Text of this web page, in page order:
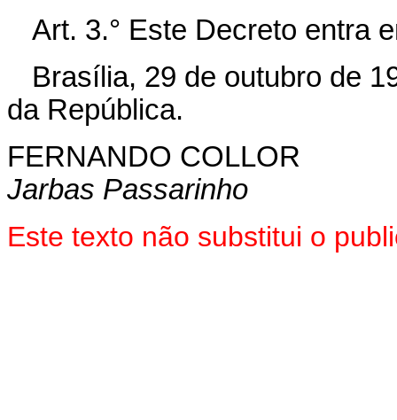
Art. 3.° Este Decreto entra
Brasília, 29 de outubro de
da República.
FERNANDO COLLOR
Jarbas Passarinho
Este texto não substitui o